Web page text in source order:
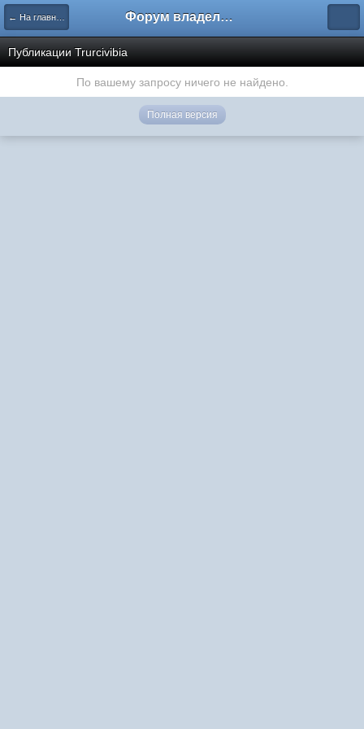
← На главную Форум владельцев интернет-магазинов
Публикации Trurcivibia
По вашему запросу ничего не найдено.
Полная версия